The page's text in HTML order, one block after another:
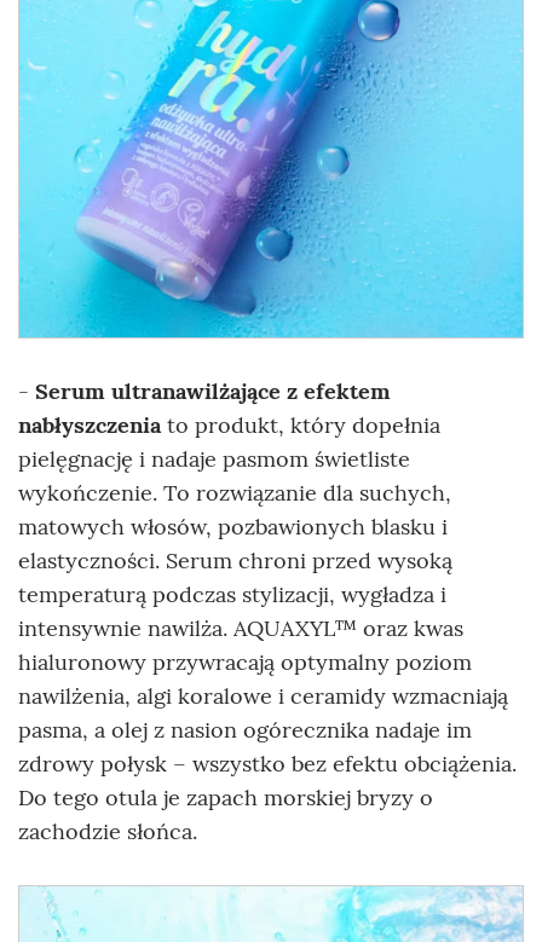
- Serum ultranawilżające z efektem
nabłyszczeniato produkt, który dopełnia
pielęgnację i nadaje pasmom świetliste
wykończenie. To rozwiązanie dla suchych,
matowych włosów, pozbawionych blasku i
elastyczności. Serum chroni przed wysoką
temperaturą podczas stylizacji, wygładza i
intensywnie nawilża. AQUAXYL™ oraz kwas
hialuronowy przywracają optymalny poziom
nawilżenia, algi koralowe i ceramidy wzmacniają
pasma, a olej z nasion ogórecznika nadaje im
zdrowy połysk – wszystko bez efektu obciążenia.
Do tego otula je zapach morskiej bryzy o
zachodzie słońca.